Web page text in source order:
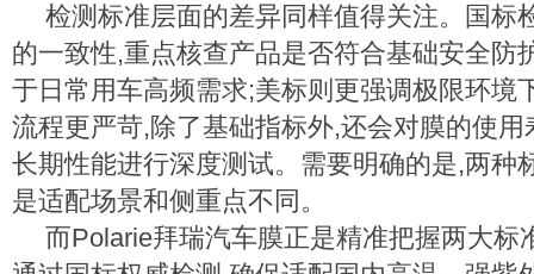
检测标准层面的差异同样值得关注。国标
的一致性,重点核查产品是否符合基础安全防
于日常用车高频需求;美标则更强调极限环境
流程更严苛,除了基础指标外,还会对膜的使
长期性能进行深度测试。需要明确的是,两种
是适配场景和侧重点不同。
而Polarie拜瑞汽车膜正是精准把握两大标